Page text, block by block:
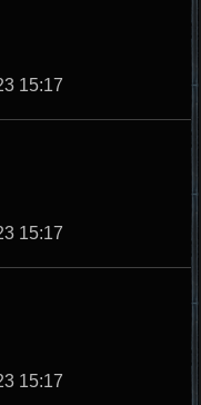
15:17
15:17
15:17